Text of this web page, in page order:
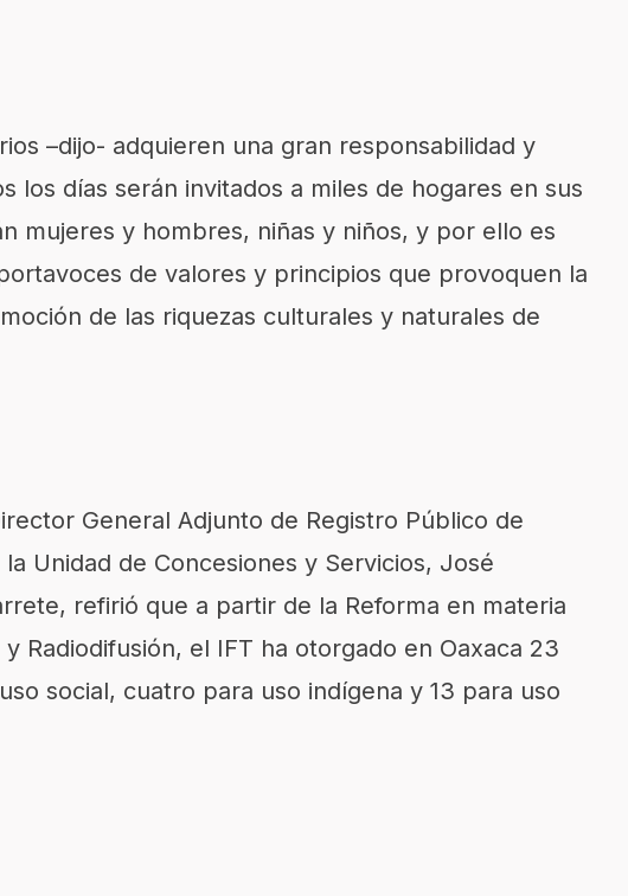
–dijo- adquieren una gran responsabilidad y
los días serán invitados a miles de hogares en sus
mujeres y hombres, niñas y niños, y por ello es
de valores y principios que provoquen la
de las riquezas culturales y naturales de
General Adjunto de Registro Público de
Unidad de Concesiones y Servicios, José
refirió que a partir de la Reforma en materia
Radiodifusión, el IFT ha otorgado en Oaxaca 23
social, cuatro para uso indígena y 13 para uso